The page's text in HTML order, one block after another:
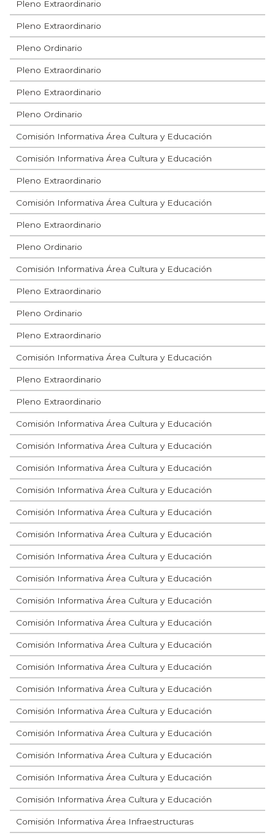
Pleno Extraordinario
Pleno Extraordinario
Pleno Ordinario
Pleno Extraordinario
Pleno Extraordinario
Pleno Ordinario
Comisión Informativa Área Cultura y Educación
Comisión Informativa Área Cultura y Educación
Pleno Extraordinario
Comisión Informativa Área Cultura y Educación
Pleno Extraordinario
Pleno Ordinario
Comisión Informativa Área Cultura y Educación
Pleno Extraordinario
Pleno Ordinario
Pleno Extraordinario
Comisión Informativa Área Cultura y Educación
Pleno Extraordinario
Pleno Extraordinario
Comisión Informativa Área Cultura y Educación
Comisión Informativa Área Cultura y Educación
Comisión Informativa Área Cultura y Educación
Comisión Informativa Área Cultura y Educación
Comisión Informativa Área Cultura y Educación
Comisión Informativa Área Cultura y Educación
Comisión Informativa Área Cultura y Educación
Comisión Informativa Área Cultura y Educación
Comisión Informativa Área Cultura y Educación
Comisión Informativa Área Cultura y Educación
Comisión Informativa Área Cultura y Educación
Comisión Informativa Área Cultura y Educación
Comisión Informativa Área Cultura y Educación
Comisión Informativa Área Cultura y Educación
Comisión Informativa Área Cultura y Educación
Comisión Informativa Área Cultura y Educación
Comisión Informativa Área Cultura y Educación
Comisión Informativa Área Cultura y Educación
Comisión Informativa Área Infraestructuras